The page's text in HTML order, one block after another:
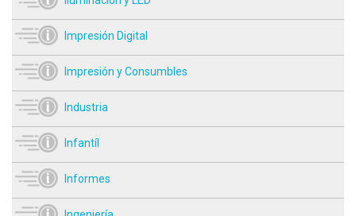
Impresión Digital
Impresión y Consumbles
Industria
Infantíl
Informes